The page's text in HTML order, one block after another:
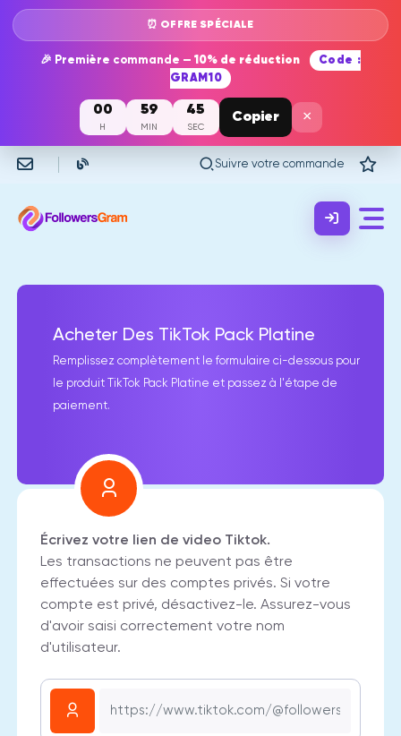
⏰ OFFRE SPÉCIALE
🎉 Première commande — 10% de réduction
Code :
GRAM10
00
H
59
MIN
45
SEC
Copier ×
Suivre votre commande
Acheter Des TikTok Pack Platine
Remplissez complètement le formulaire ci-dessous pour
le produit TikTok Pack Platine et passez à l'étape de
paiement.
Écrivez votre lien de video Tiktok.
Les transactions ne peuvent pas être
effectuées sur des comptes privés. Si votre
compte est privé, désactivez-le. Assurez-vous
d'avoir saisi correctement votre nom
d'utilisateur.